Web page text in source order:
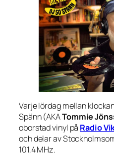
Varje lördag mellan
Spänn (AKATommie
oborstad vinyl på Radio
och delar av
101,4 MHz.